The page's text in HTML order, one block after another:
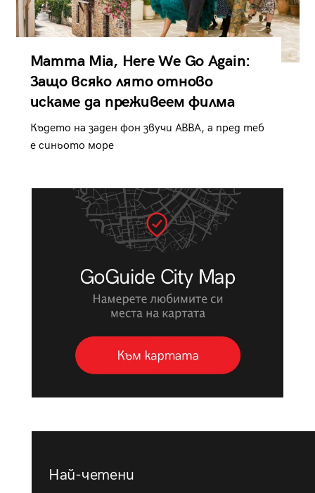
Mamma Mia, Here We Go Again:
Защо всяко лято отново
искаме да преживеем филма
Където на заден фон звучи ABBA, а пред теб
е синьото море
Най-четени